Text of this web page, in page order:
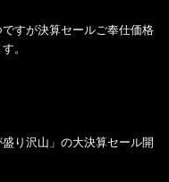
すが決算セールご奉仕価格
。
り沢山」の大決算セール開